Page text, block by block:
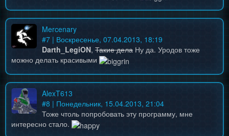
Mercenary
#7 | Воскресенье, 07.04.2013, 18:19
Darth_LegiON, Такие дела Ну да. Уродов тоже
можно делать красивыми
AlexT613
#8 | Понедельник, 15.04.2013, 21:04
Тоже чтоль попробовать эту программу, мне
интересно стало.